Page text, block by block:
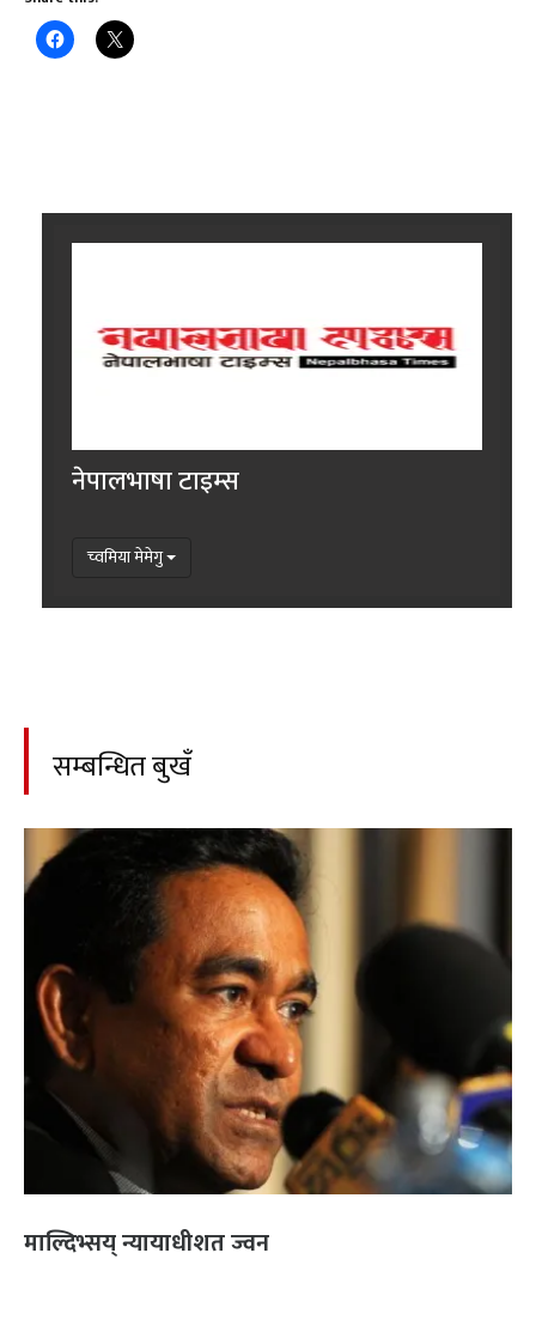
नेपालभाषा टाइम्स
च्वमिया मेमेगु
सम्बन्धित बुखँ
माल्दिभ्सय् न्यायाधीशत ज्वन